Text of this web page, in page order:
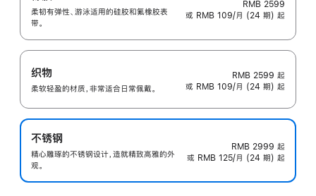
柔韧有弹性、游泳适用的硅胶和氟橡胶表
带。
RMB 2599
或 RMB 109/月 (24 期) 起
织物
柔软轻盈的材质，非常适合日常佩戴。
RMB 2599 起
或 RMB 109/月 (24 期) 起
不锈钢
精心雕琢的不锈钢设计，造就精致高雅的外
观。
RMB 2999 起
或 RMB 125/月 (24 期) 起